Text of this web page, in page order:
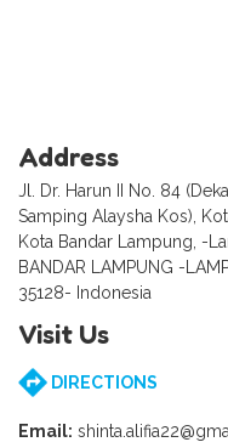
Address
Jl. Dr. Harun II No. 84
Samping Alaysha Kos),
Kota Bandar Lampung, -
BANDAR LAMPUNG -
35128- Indonesia
Visit Us
DIRECTIONS
Email: